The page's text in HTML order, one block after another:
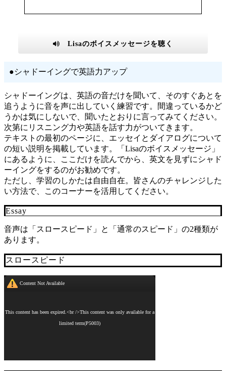
Lisaのボイスメッセージを聴く
●シャドーイングで英語力アップ
シャドーイングは、英語の音だけを聞いて、そのすぐあとを
追うように音を声に出していく練習です。間違っているかど
うかは気にしないで、聞いたとおりに言ってみてください。
次第にリスニング力や英語を話す力がついてきます。
テキストの最初のページに、エッセイとダイアログについて
の短い説明を掲載しています。「Lisaのボイスメッセージ」
にあるように、ここだけを読んでから、英文を見ずにシャド
ーイングをするのがお勧めです。
ただし、学習のしかたは自由自在。皆さんのチャレンジした
い方法で、このコーナーを活用してください。
Essay
音声は「スロースピード」と「通常のスピード」の2種類が
あります。
スロースピード